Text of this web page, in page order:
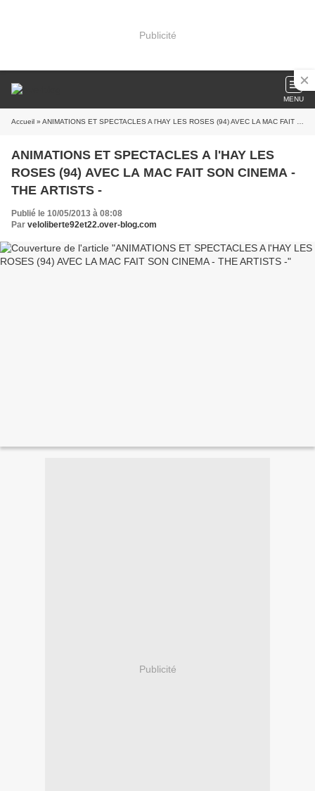
Publicité
MENU
Accueil » ANIMATIONS ET SPECTACLES A l'HAY LES ROSES (94) AVEC LA MAC FAIT SON CINEMA - THE ARTISTS -
ANIMATIONS ET SPECTACLES A l'HAY LES
ROSES (94) AVEC LA MAC FAIT SON CINEMA -
THE ARTISTS -
Publié le 10/05/2013 à 08:08
Par veloliberte92et22.over-blog.com
Publicité